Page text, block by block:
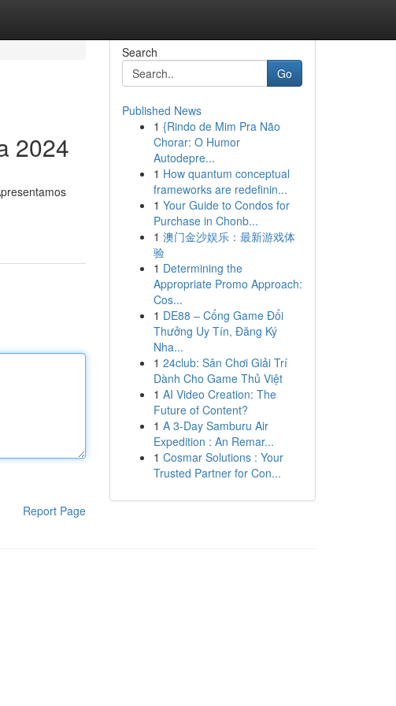
2024
Report Page
Search
Go
Published News
1 {Rindo de Mim Pra Não
Chorar: O Humor
Autodepre...
1 How quantum conceptual
frameworks are redefinin...
1 Your Guide to Condos for
Purchase in Chonb...
1 澳门金沙娱乐：最新游戏体
验
1 Determining the
Appropriate Promo Approach:
Cos...
1 DE88 – Cổng Game Đổi
Thưởng Uy Tín, Đăng Ký
Nha...
1 24club: Sân Chơi Giải Trí
Dành Cho Game Thủ Việt
1 AI Video Creation: The
Future of Content?
1 A 3-Day Samburu Air
Expedition : An Remar...
1 Cosmar Solutions : Your
Trusted Partner for Con...